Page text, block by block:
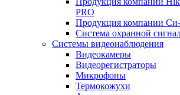
PRO
Продукция компании
Система охранной
Системы видеонаблюдения
Видеокамеры
Видеорегистраторы
Микрофоны
Термокожухи